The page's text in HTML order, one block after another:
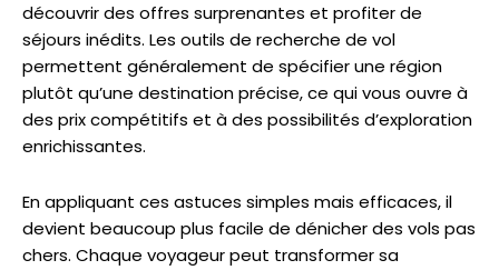
découvrir des offres surprenantes et profiter de
séjours inédits. Les outils de recherche de vol
permettent généralement de spécifier une région
plutôt qu’une destination précise, ce qui vous ouvre à
des prix compétitifs et à des possibilités d’exploration
enrichissantes.
En appliquant ces astuces simples mais efficaces, il
devient beaucoup plus facile de dénicher des vols pas
chers. Chaque voyageur peut transformer sa